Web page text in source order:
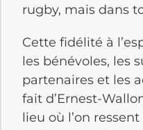
rugby, mais dans
Cette fidélité à
les bénévoles, les
partenaires et les
fait d’Ernest-
lieu où l’on